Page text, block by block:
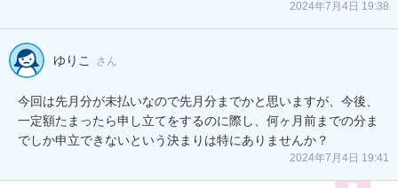
2024年7月4日 19:38
ゆりこ さん
今回は先月分が未払いなので先月分までかと思いますが、今後、
一定額たまったら申し立てをするのに際し、何ヶ月前までの分ま
でしか申立できないという決まりは特にありませんか？
2024年7月4日 19:41